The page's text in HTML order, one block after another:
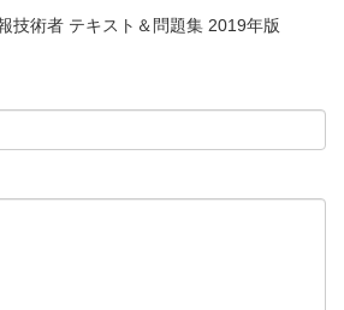
技術者 テキスト＆問題集 2019年版